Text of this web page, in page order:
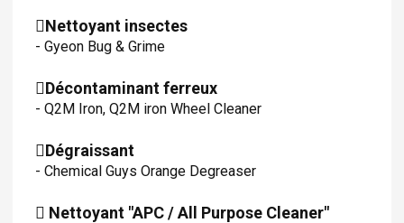
Nettoyant insectes
- Gyeon Bug & Grime
Décontaminant ferreux
- Q2M Iron, Q2M iron Wheel Cleaner
Dégraissant
- Chemical Guys Orange Degreaser
Nettoyant "APC / All Purpose Cleaner"